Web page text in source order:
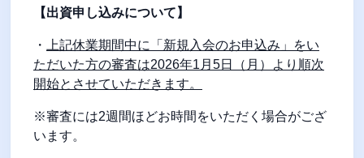
【出資申し込みについて】
・
上記休業期間中に「新規入会のお申込み」をい
ただいた方の審査は2026年1 月 5日（月）より順次
開始とさせていただきます。
※審査には2週間ほどお時間をいただく場合がござ
います。